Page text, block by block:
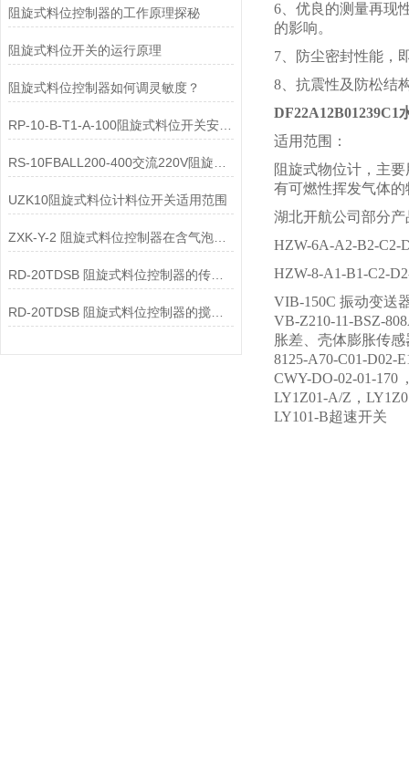
阻旋式料位控制器的工作原理探秘
阻旋式料位开关的运行原理
阻旋式料位控制器如何调灵敏度？
RP-10-B-T1-A-100阻旋式料位开关安装说明
UZK10阻旋式料位计料位开关适用范围
ZXK-Y-2 阻旋式料位控制器在含气泡液体中显示值偏大的原因是什么？
RD-20TDSB 阻旋式料位控制器的传动间隙增大的原因是什么？
RD-20TDSB 阻旋式料位控制器的搅拌轴弯曲变形导致振动的原因是什么？
6、优良的测量再现
的影响。
7、防尘密封性能，
8、抗震性及防松结
DF22A12B01239C1
适用范围：
阻旋式物位计，主
有可燃性挥发气体
湖北开航公司部分产
HZW-6A-A2-B2-C2-
HZW-8-A1-B1-C2-
VIB-150C 振动变送
VB-Z210-11-BSZ-
胀差、壳体膨胀传感
8125-A70-C01-D02-
CWY-DO-02-01-170
LY1Z01-A/Z，
LY101-B超速开关